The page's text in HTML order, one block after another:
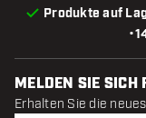
•
Produkte auf
MELDEN SIE SICH
Erhalten Sie die